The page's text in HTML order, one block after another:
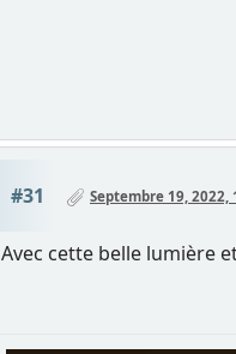
#31 Septembre 19, 2022,
Avec cette belle lumière